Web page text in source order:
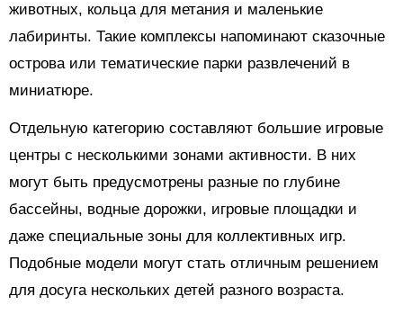
животных, кольца для метания и маленькие
лабиринты. Такие комплексы напоминают сказочные
острова или тематические парки развлечений в
миниатюре.
Отдельную категорию составляют большие игровые
центры с несколькими зонами активности. В них
могут быть предусмотрены разные по глубине
бассейны, водные дорожки, игровые площадки и
даже специальные зоны для коллективных игр.
Подобные модели могут стать отличным решением
для досуга нескольких детей разного возраста.